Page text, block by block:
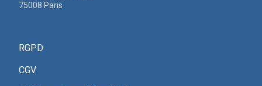
75008 Paris
RGPD
CGV